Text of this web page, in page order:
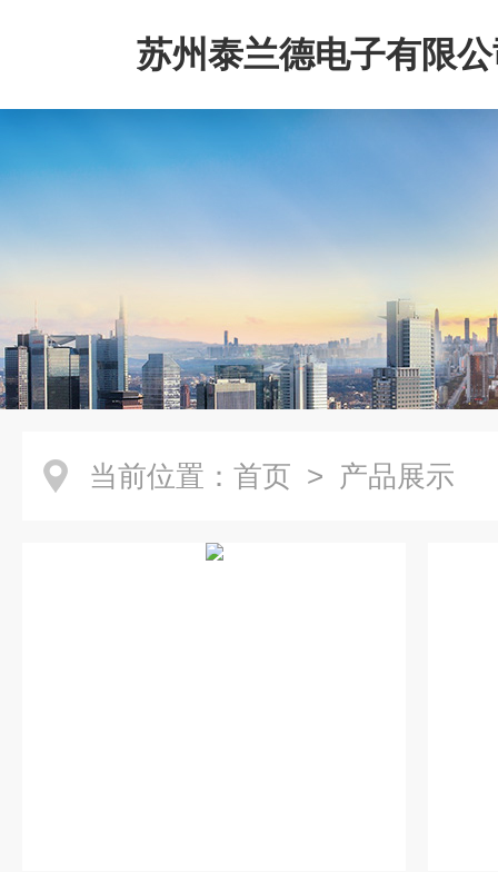
苏州泰兰德电子有限
当前位置： 首页 > 产品展示